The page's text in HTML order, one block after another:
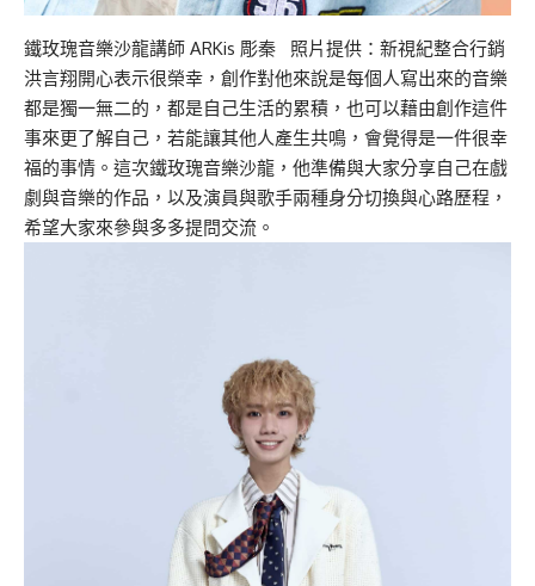
鐵玫瑰音樂沙龍講師 ARKis 彫秦 照片提供：新視紀整合行銷
洪言翔開心表示很榮幸，創作對他來說是每個人寫出來的音樂
都是獨一無二的，都是自己生活的累積，也可以藉由創作這件
事來更了解自己，若能讓其他人產生共鳴，會覺得是一件很幸
福的事情。這次鐵玫瑰音樂沙龍，他準備與大家分享自己在戲
劇與音樂的作品，以及演員與歌手兩種身分切換與心路歷程，
希望大家來參與多多提問交流。